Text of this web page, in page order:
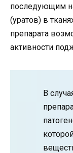
последующим
(уратов) в
препарата
активности
В